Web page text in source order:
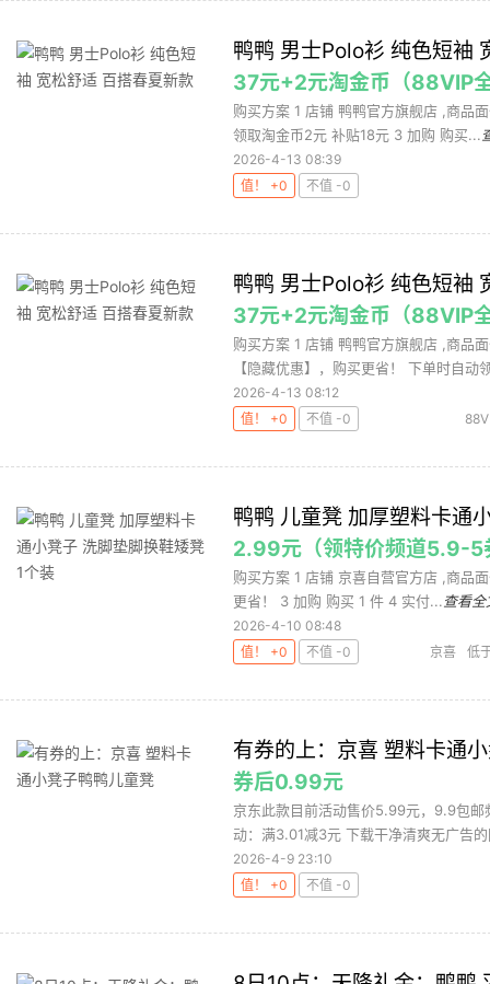
鸭鸭 男士Polo衫 纯色短袖
37元+2元淘金币（88VIP
购买方案 1 店铺 鸭鸭官方旗舰店 ,商品
领取淘金币2元 补贴18元 3 加购 购买...
2026-4-13 08:39
值！ +0
不值 -0
鸭鸭 男士Polo衫 纯色短袖
37元+2元淘金币（88VIP
购买方案 1 店铺 鸭鸭官方旗舰店 ,商品
【隐藏优惠】，购买更省！ 下单时自动
2026-4-13 08:12
值！ +0
不值 -0
鸭鸭 儿童凳 加厚塑料卡通
2.99元（领特价频道5.9-5
购买方案 1 店铺 京喜自营官方店 ,商品
更省！ 3 加购 购买 1 件 4 实付... 查看全
2026-4-10 08:48
值！ +0
不值 -0 京喜 低
有券的上：京喜 塑料卡通
券后0.99元
京东此款目前活动售价5.99元，9.9包
动：满3.01减3元 下载干净清爽无广告
2026-4-9 23:10
值！ +0
不值 -0